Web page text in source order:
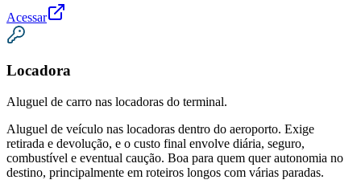
Acessar
Locadora
Aluguel de carro nas locadoras do terminal.
Aluguel de veículo nas locadoras dentro do aeroporto. Exige
retirada e devolução, e o custo final envolve diária, seguro,
combustível e eventual caução. Boa para quem quer autonomia no
destino, principalmente em roteiros longos com várias paradas.